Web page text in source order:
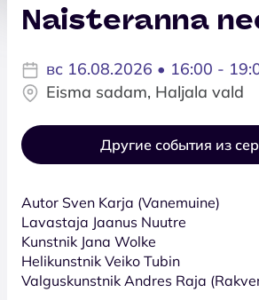
Naisteranna
вс 16.08.2026 • 16:00 -
Eisma sadam, Haljala vald
Другие события из
Autor Sven Karja (Vanemuine)
Lavastaja Jaanus Nuutre
Kunstnik Jana Wolke
Helikunstnik Veiko Tubin
Valguskunstnik Andres Raja